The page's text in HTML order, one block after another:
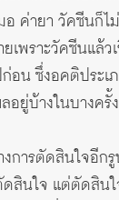
อ ค่ายา วัคซีนก็ไ
เพราะวัคซีนแล้ว
ก่อน ซึ่งอคติประ
ยู่บ้างในบางครั้ง
การตัดสินใจอีก
สินใจ แต่ตัดสิน